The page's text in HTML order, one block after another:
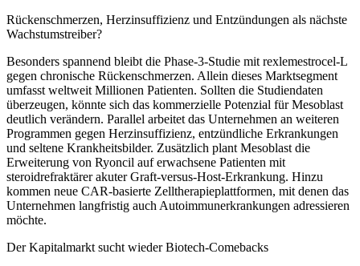
Rückenschmerzen, Herzinsuffizienz und Entzündungen als nächste
Wachstumstreiber?
Besonders spannend bleibt die Phase-3-Studie mit rexlemestrocel-L
gegen chronische Rückenschmerzen. Allein dieses Marktsegment
umfasst weltweit Millionen Patienten. Sollten die Studiendaten
überzeugen, könnte sich das kommerzielle Potenzial für Mesoblast
deutlich verändern. Parallel arbeitet das Unternehmen an weiteren
Programmen gegen Herzinsuffizienz, entzündliche Erkrankungen
und seltene Krankheitsbilder. Zusätzlich plant Mesoblast die
Erweiterung von Ryoncil auf erwachsene Patienten mit
steroidrefraktärer akuter Graft-versus-Host-Erkrankung. Hinzu
kommen neue CAR-basierte Zelltherapieplattformen, mit denen das
Unternehmen langfristig auch Autoimmunerkrankungen adressieren
möchte.
Der Kapitalmarkt sucht wieder Biotech-Comebacks